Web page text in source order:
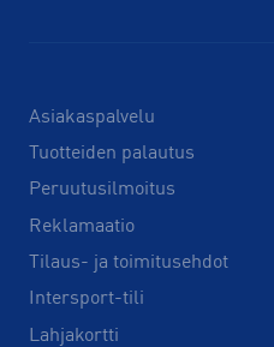
Asiakaspalvelu
Tuotteiden palautus
Peruutusilmoitus
Reklamaatio
Tilaus- ja toimitusehdot
Intersport-tili
Lahjakortti